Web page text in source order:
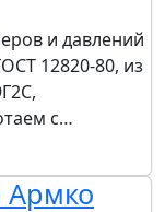
и давлений
12820-80, из
с…
Армко